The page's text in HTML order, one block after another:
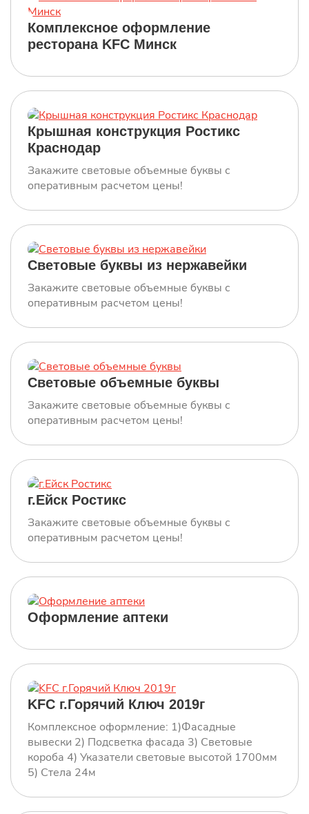
Салон очков Питер Оптика
Флагман сети Питер Оптика СПБ К13
Наружная реклама любой сложности!
Комплексное оформление
ресторана KFC Минск
Крышная конструкция Ростикс
Краснодар
Закажите световые объемные буквы с
оперативным расчетом цены!
Световые буквы из нержавейки
Закажите световые объемные буквы с
оперативным расчетом цены!
Световые объемные буквы
Закажите световые объемные буквы с
оперативным расчетом цены!
г.Ейск Ростикс
Закажите световые объемные буквы с
оперативным расчетом цены!
Оформление аптеки
KFC г.Горячий Ключ 2019г
Комплексное оформление: 1)Фасадные
вывески 2) Подсветка фасада 3) Световые
короба 4) Указатели световые высотой 1700мм
5) Стела 24м